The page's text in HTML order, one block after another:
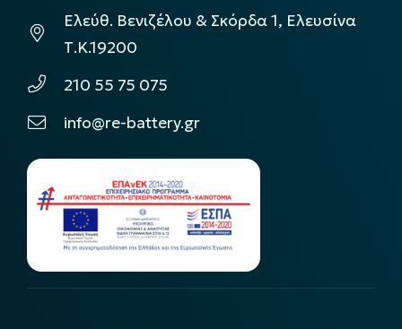
Ελεύθ. Βενιζέλου & Σκόρδα 1, Ελευσίνα
Τ.Κ.19200
210 55 75 075
info@re-battery.gr